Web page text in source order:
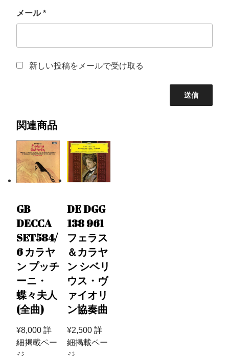
メール*
新しい投稿をメールで受け取る
関連商品
GB
DECCA
SET584/
6 カラヤ
ン プッチ
ーニ・
蝶々夫人
(全曲)
¥8,000 詳
細掲載ペー
DE DGG
138 961
フェラス
＆カラヤ
ン シベリ
ウス・ヴ
ァイオリ
ン協奏曲
¥2,500 詳
細掲載ペー